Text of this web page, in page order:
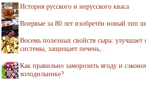
История русского и нерусского кваса
Впервые за 80 лет изобретён новый тип
Восемь полезных свойств сыра:
системы, защищает печень,..
Как правильно заморозить ягоду и
холодильнике?